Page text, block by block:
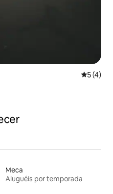
5 de
5 (4)
Meca
Aluguéis por temporada